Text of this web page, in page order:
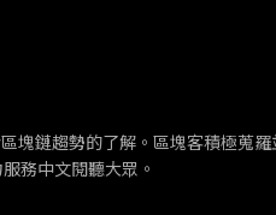
塊鏈趨勢的了解。區塊客積極蒐
務中文閱聽大眾。